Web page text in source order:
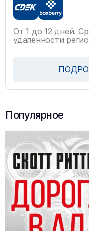
От 1 до 12 дней.
удалённости
Популярное